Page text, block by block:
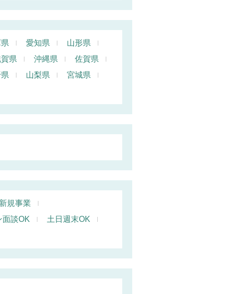
愛知県
山形県
県 沖縄県
佐賀県
山梨県
宮城県
新規事業
面談OK
土日週末OK